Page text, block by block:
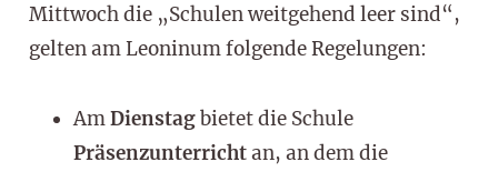
Mittwoch die „Schulen weitgehend leer sind“,
gelten am Leoninum folgende Regelungen:
AmDienstagbietet die Schule
Präsenzunterrichtan, an dem die